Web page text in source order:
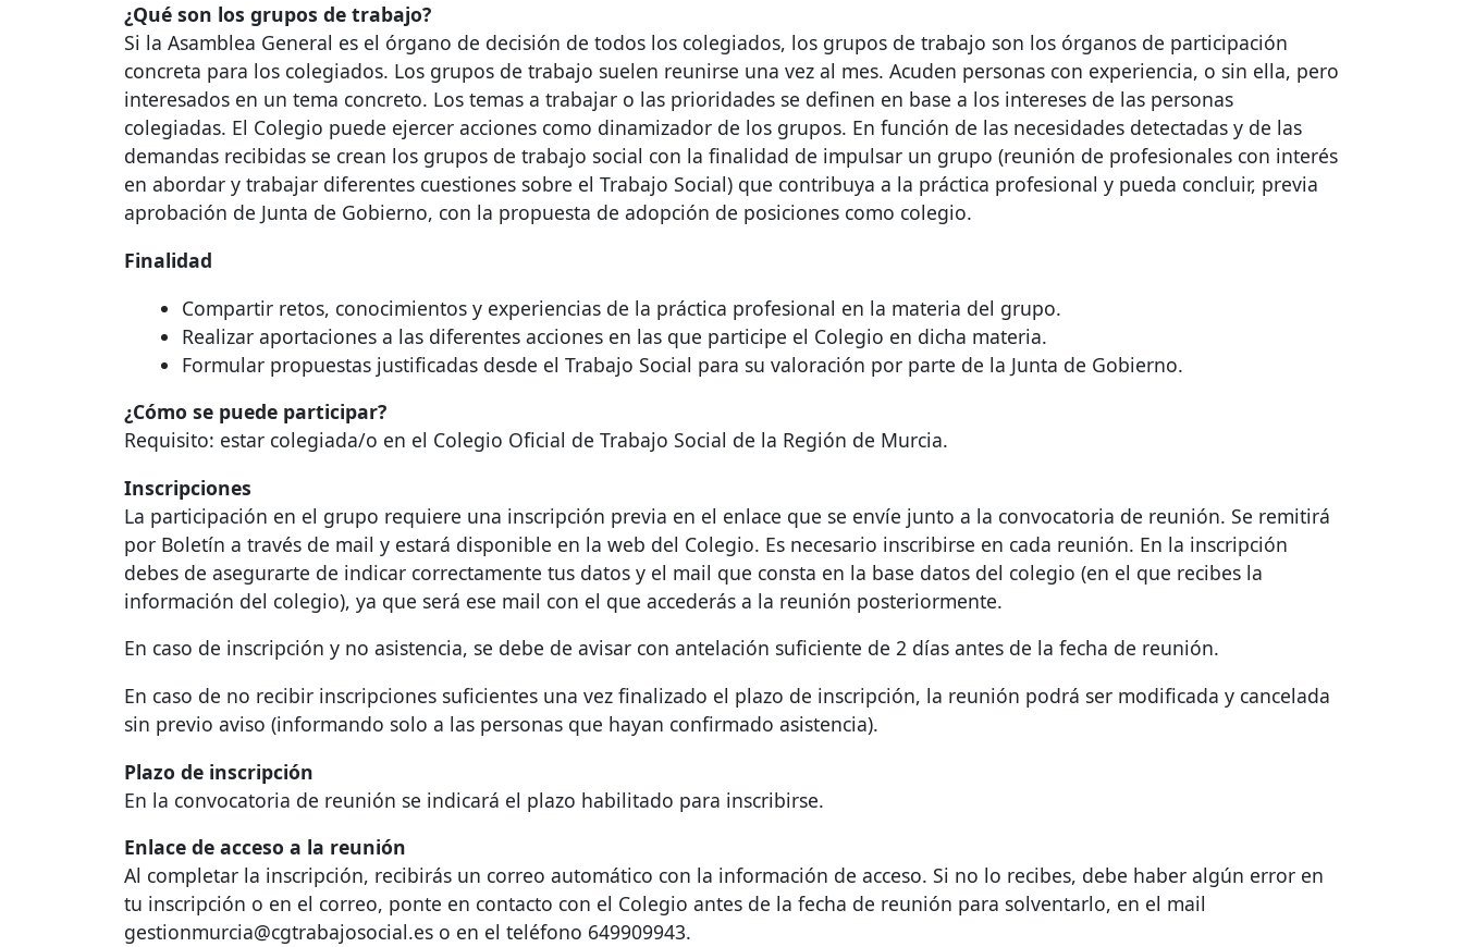
¿Qué son los grupos de trabajo?
Si la Asamblea General es el órgano de decisión de todos los colegiados, los grupos de trabajo son los órganos de participación
concreta para los colegiados. Los grupos de trabajo suelen reunirse una vez al mes. Acuden personas con experiencia, o sin ella, pero
interesados en un tema concreto. Los temas a trabajar o las prioridades se definen en base a los intereses de las personas
colegiadas. El Colegio puede ejercer acciones como dinamizador de los grupos. En función de las necesidades detectadas y de las
demandas recibidas se crean los grupos de trabajo social con la finalidad de impulsar un grupo (reunión de profesionales con interés
en abordar y trabajar diferentes cuestiones sobre el Trabajo Social) que contribuya a la práctica profesional y pueda concluir, previa
aprobación de Junta de Gobierno, con la propuesta de adopción de posiciones como colegio.
Finalidad
Compartir retos, conocimientos y experiencias de la práctica profesional en la materia del grupo.
Realizar aportaciones a las diferentes acciones en las que participe el Colegio en dicha materia.
Formular propuestas justificadas desde el Trabajo Social para su valoración por parte de la Junta de Gobierno.
¿Cómo se puede participar?
Requisito: estar colegiada/o en el Colegio Oficial de Trabajo Social de la Región de Murcia.
Inscripciones
La participación en el grupo requiere una inscripción previa en el enlace que se envíe junto a la convocatoria de reunión. Se remitirá
por Boletín a través de mail y estará disponible en la web del Colegio. Es necesario inscribirse en cada reunión. En la inscripción
debes de asegurarte de indicar correctamente tus datos y el mail que consta en la base datos del colegio (en el que recibes la
información del colegio), ya que será ese mail con el que accederás a la reunión posteriormente.
En caso de inscripción y no asistencia, se debe de avisar con antelación suficiente de 2 días antes de la fecha de reunión.
En caso de no recibir inscripciones suficientes una vez finalizado el plazo de inscripción, la reunión podrá ser modificada y cancelada
sin previo aviso (informando solo a las personas que hayan confirmado asistencia).
Plazo de inscripción
En la convocatoria de reunión se indicará el plazo habilitado para inscribirse.
Enlace de acceso a la reunión
Al completar la inscripción, recibirás un correo automático con la información de acceso. Si no lo recibes, debe haber algún error en
tu inscripción o en el correo, ponte en contacto con el Colegio antes de la fecha de reunión para solventarlo, en el mail
gestionmurcia@cgtrabajosocial.es o en el teléfono 649909943.